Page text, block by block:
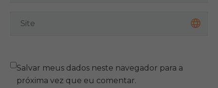
Salvar meus dados neste navegador para a
próxima vez que eu comentar.